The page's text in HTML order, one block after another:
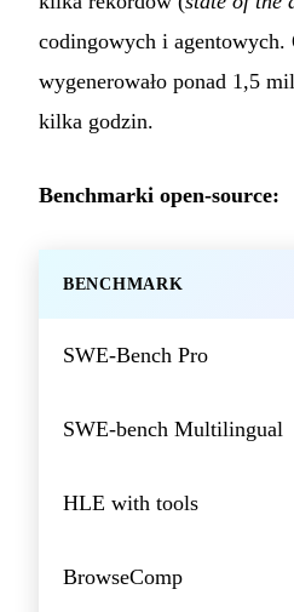
codingowych i agentowych.
wygenerowało ponad 1,5
kilka godzin.
Benchmarki open-source:
BENCHMARK
SWE-Bench Pro
SWE-bench Multilingual
HLE with tools
BrowseComp